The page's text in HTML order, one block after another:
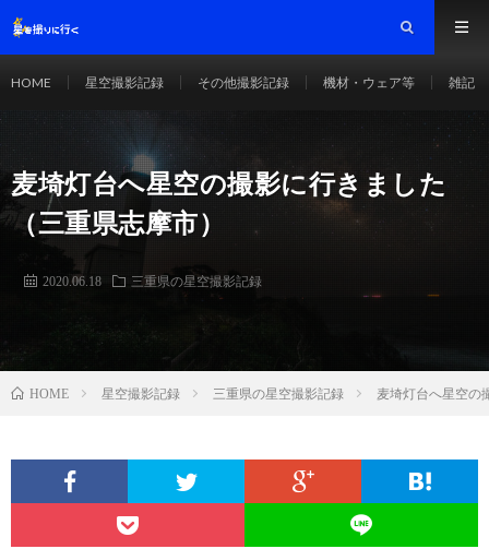
HOME 星空撮影記録 その他撮影記録 機材・ウェア等 雑記
麦埼灯台へ星空の撮影に行きました
（三重県志摩市）
2020.06.18 三重県の星空撮影記録
HOME 星空撮影記録 三重県の星空撮影記録 麦埼灯台へ星空の